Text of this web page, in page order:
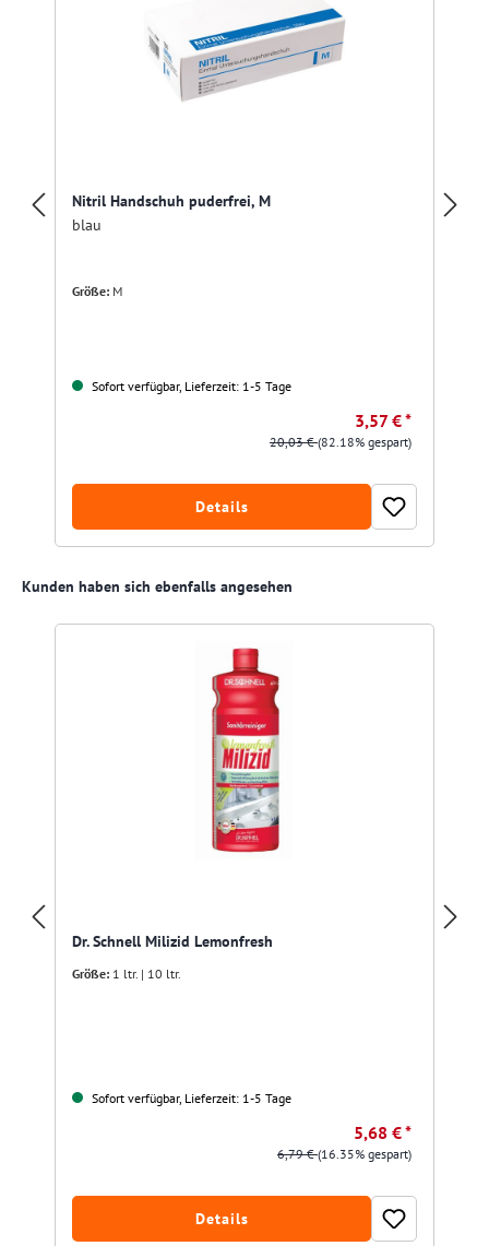
Nitril Handschuh puderfrei, M
blau
Größe: M
Sofort verfügbar, Lieferzeit: 1-5 Tage
3,57 € *
20,03 €(82.18% gespart)
Details
Produktgalerie überspringen
Kunden haben sich ebenfalls angesehen
Dr. Schnell Milizid Lemonfresh
Größe: 1 ltr. | 10 ltr.
Sofort verfügbar, Lieferzeit: 1-5 Tage
5,68 € *
6,79 €(16.35% gespart)
Details